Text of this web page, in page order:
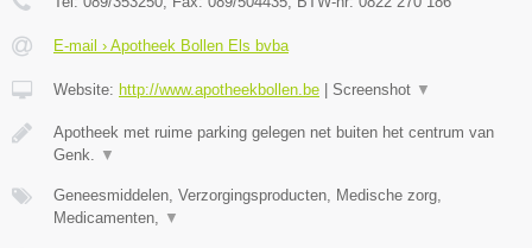
E-mail › Apotheek Bollen Els bvba
Website: http://www.apotheekbollen.be Screenshot ▼
Apotheek met ruime parking gelegen net buiten het centrum van
Genk. ▼
Geneesmiddelen, Verzorgingsproducten, Medische zorg,
Medicamenten, ▼